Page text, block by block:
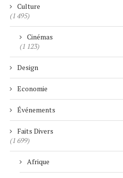
Culture
(1 495)
Cinémas
(1 123)
Design
Economie
Événements
Faits Divers
(1 699)
Afrique